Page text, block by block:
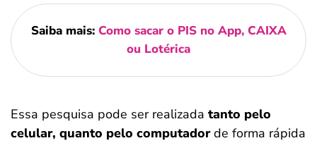
Saiba mais: Como sacar o PIS no App, CAIXA
ou Lotérica
Essa pesquisa pode ser realizada tanto pelo
celular, quanto pelo computadorde forma rápida